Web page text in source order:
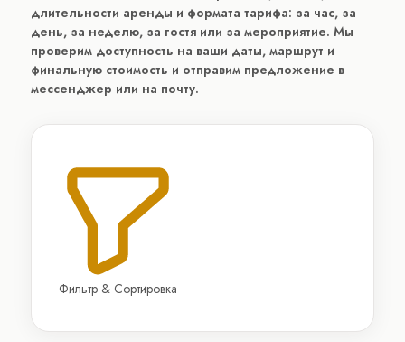
длительности аренды и формата тарифа: за час, за
день, за неделю, за гостя или за мероприятие. Мы
проверим доступность на ваши даты, маршрут и
финальную стоимость и отправим предложение в
мессенджер или на почту.
Фильтр & Сортировка